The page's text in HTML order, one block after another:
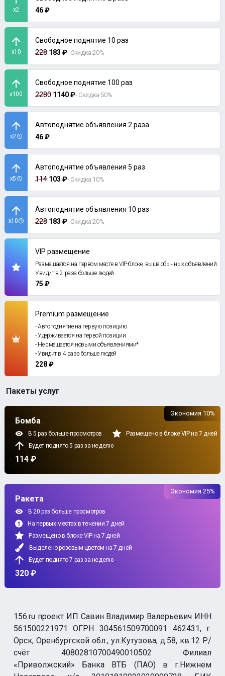
x2
46 ₽
x10
Свободное поднятие 10 раз
228 183 ₽- Скидка 20%
x100
Свободное поднятие 100 раз
2280 1140 ₽- Скидка 50%
x2
Автоподнятие объявления 2 раза
46 ₽
x5
Автоподнятие объявления 5 раз
114 103 ₽- Скидка 10%
x10
Автоподнятие объявления 10 раз
228 183 ₽- Скидка 20%
VIP размещение
Размещается на первом месте в VIP-блоке, выше обычных объявлений.
Увидит в 2 раза больше людей
75 ₽
Premium размещение
- Автоподнятие на первую позицию
- Удерживается на первой позиции
- Не смещается новыми объявлениями*
- Увидит в 4 раза больше людей
228 ₽
Пакеты услуг
Бомба
В 5 раз больше просмотров
Размещено в блоке VIP на 7 дней
Будет поднято 5 раз за неделю
114 ₽
Экономия 10%
Ракета
В 20 раз больше просмотров
На первых местах в течении 7 дней
Размещено в блоке VIP на 7 дней
Выделено розовым цветом на 7 дней
Будет поднято 7 раз за неделю
320 ₽
Экономия 25%
156.ru проект ИП Савин Владимир Валерьевич ИНН
561500221971 ОГРН 304561509700091 462431, г.
Орск, Оренбургской обл., ул.Кутузова, д.58, кв.12 Р/
счёт 40802810700490010502 Филиал
«Приволжский» Банка ВТБ (ПАО) в г.Нижнем